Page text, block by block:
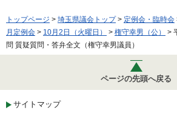
トップページ > 埼玉県議会トップ> 定例会・臨時会
月定例会 > 10月2日（火曜日） > 権守幸男（公）
>
問 質疑質問・答弁全文（権守幸男議員）
ページの先頭へ戻る
サイトマップ